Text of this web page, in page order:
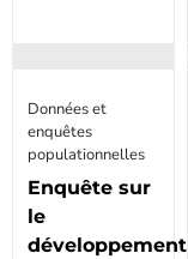
Données et
enquêtes
populationnelles
Enquête sur
le
développement